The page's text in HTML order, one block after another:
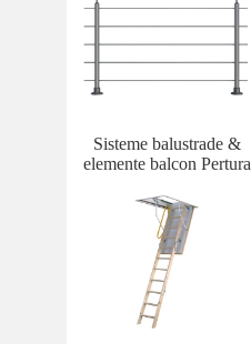
Sisteme balustrade &
elemente balcon Pertura